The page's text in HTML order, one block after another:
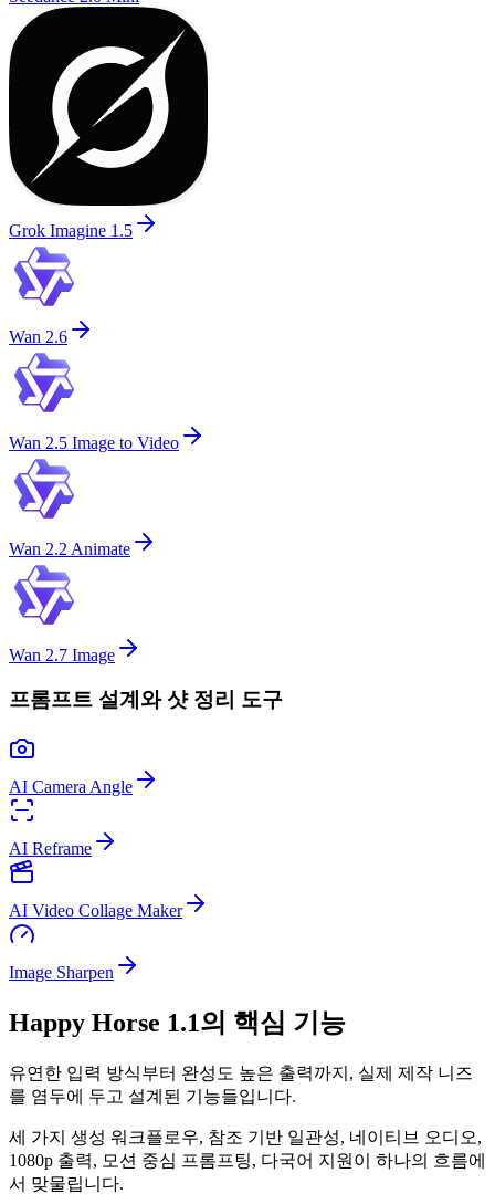
Grok Imagine 1.5
Wan 2.6
Wan 2.5 Image to Video
Wan 2.2 Animate
Wan 2.7 Image
프롬프트 설계와 샷 정리 도구
AI Camera Angle
AI Reframe
AI Video Collage Maker
Image Sharpen
Happy Horse 1.1의 핵심 기능
유연한 입력 방식부터 완성도 높은 출력까지, 실제 제작 니즈
를 염두에 두고 설계된 기능들입니다.
세 가지 생성 워크플로우, 참조 기반 일관성, 네이티브 오디오,
1080p 출력, 모션 중심 프롬프팅, 다국어 지원이 하나의 흐름에
서 맞물립니다.